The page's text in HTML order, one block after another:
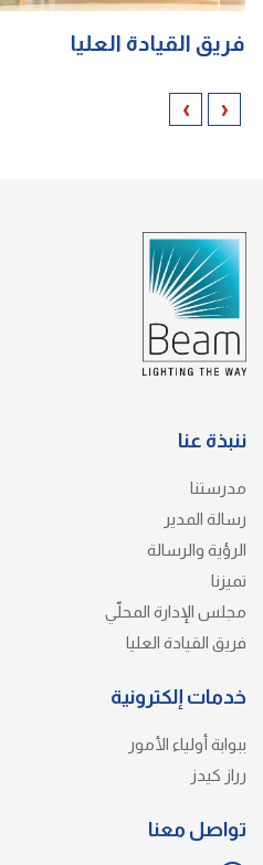
فريق القيادة العليا
‹
›
ننبذة عنا
مدرستنا
رسالة المدير
الرؤية والرسالة
تميزنا
مجلس الإدارة المحلّي
فريق القيادة العليا
خدمات إلكترونية
ببوابة أولياء الأمور
رراز كيدز
تواصل معنا